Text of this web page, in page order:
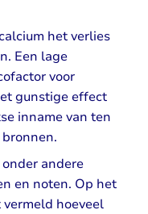
het verlies
Een lage
voor
gunstige effect
inname van ten
andere
en noten. Op het
hoeveel